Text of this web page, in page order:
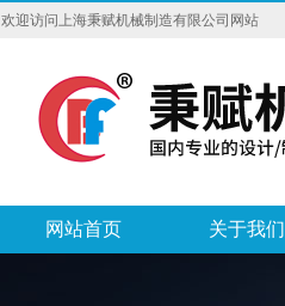
欢迎访问上海秉赋机械制造有限公司网站
网站首页 关于我们